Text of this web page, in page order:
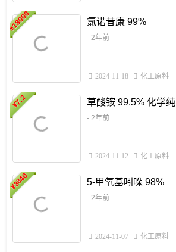
¥
18000 氯诺昔康 99%
- 2年前
2024-11-18 化工原料
¥
7.2 草酸铵 99.5% 化学纯
- 2年前
2024-11-12 化工原料
¥
3840 5-甲氧基吲哚 98%
- 2年前
2024-11-07 化工原料